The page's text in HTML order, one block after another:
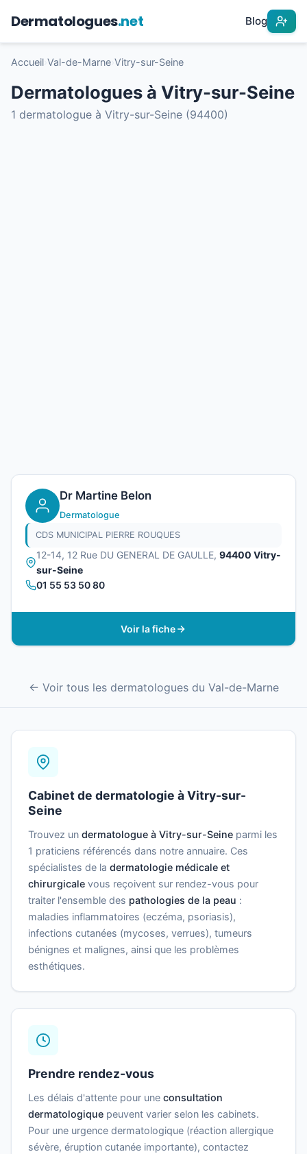
Dermatologues.net Blog
Accueil Val-de-Marne Vitry-sur-Seine
Dermatologues à Vitry-sur-Seine
1 dermatologue à Vitry-sur-Seine (94400)
Dr Martine Belon
Dermatologue
CDS MUNICIPAL PIERRE ROUQUES
12-14, 12 Rue DU GENERAL DE GAULLE, 94400 Vitry-
sur-Seine
01 55 53 50 80
Voir la fiche
← Voir tous les dermatologues du Val-de-Marne
Cabinet de dermatologie à Vitry-sur-
Seine
Trouvez un dermatologue à Vitry-sur-Seine parmi les
1 praticiens référencés dans notre annuaire. Ces
spécialistes de la dermatologie médicale et
chirurgicale vous reçoivent sur rendez-vous pour
traiter l'ensemble des pathologies de la peau :
maladies inflammatoires (eczéma, psoriasis),
infections cutanées (mycoses, verrues), tumeurs
bénignes et malignes, ainsi que les problèmes
esthétiques.
Prendre rendez-vous
Les délais d'attente pour une consultation
dermatologique peuvent varier selon les cabinets.
Pour une urgence dermatologique (réaction allergique
sévère, éruption cutanée importante), contactez